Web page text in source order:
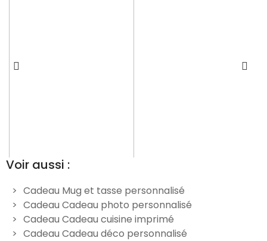
Mug Anniversaire 18 ans
femme
Mug personnalisable pour
Voir aussi :
Cadeau Mug et tasse personnalisé
Cadeau Cadeau photo personnalisé
Cadeau Cadeau cuisine imprimé
Cadeau Cadeau déco personnalisé